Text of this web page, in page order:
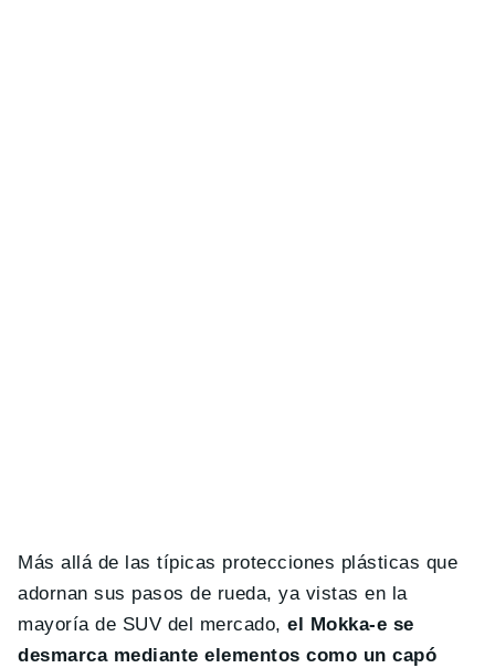
Más allá de las típicas protecciones plásticas que
adornan sus pasos de rueda, ya vistas en la
mayoría de SUV del mercado,el Mokka-e se
desmarca mediante elementos como un capó